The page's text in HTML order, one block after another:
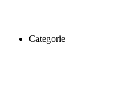
Categorie